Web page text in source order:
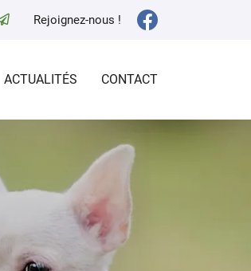
Rejoignez-nous !
ACTUALITÉS CONTACT